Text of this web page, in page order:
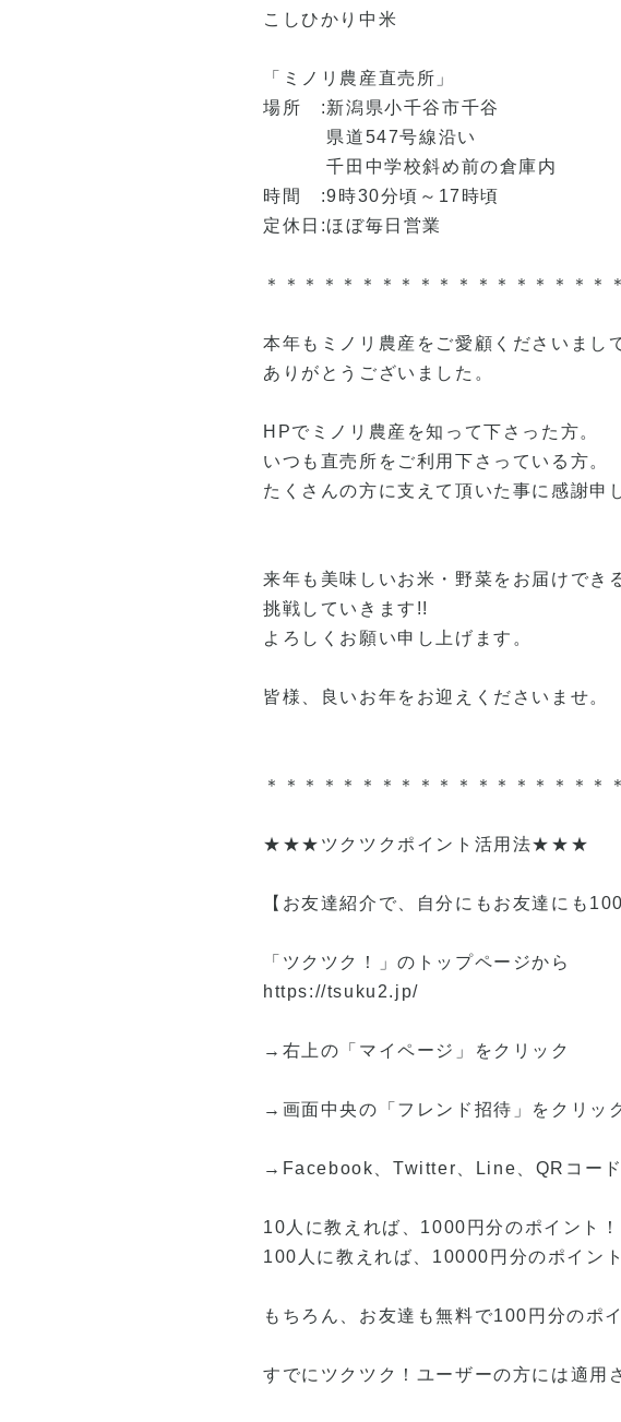
こしひかり中米
「ミノリ農産直売所」
場所 :新潟県小千谷市千谷
県道547号線沿い
千田中学校斜め前の倉庫内
時間 :9時30分頃～17時頃
定休日:ほぼ毎日営業
＊＊＊＊＊＊＊＊＊＊＊＊＊＊＊＊＊＊
本年もミノリ農産をご愛顧くださいまし
ありがとうございました。
HPでミノリ農産を知って下さった方。
いつも直売所をご利用下さっている方。
たくさんの方に支えて頂いた事に感謝申
来年も美味しいお米・野菜をお届けでき
挑戦していきます!!
よろしくお願い申し上げます。
皆様、良いお年をお迎えくださいませ。
＊＊＊＊＊＊＊＊＊＊＊＊＊＊＊＊＊＊
★★★ツクツクポイント活用法★★★
【お友達紹介で、自分にもお友達にも
「ツクツク！」のトップページから
https://tsuku2.jp/
→右上の「マイページ」をクリック
→画面中央の「フレンド招待」をクリッ
→Facebook、Twitter、Line、QRコード
10人に教えれば、1000円分のポイント！
100人に教えれば、10000円分のポイント
もちろん、お友達も無料で100円分のポ
すでにツクツク！ユーザーの方には適用